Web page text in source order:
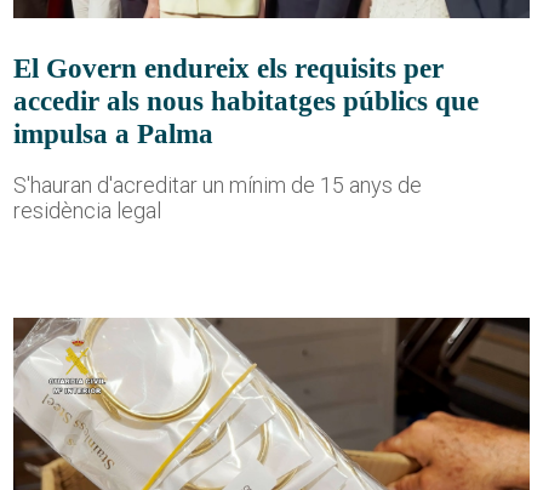
El Govern endureix els requisits per
accedir als nous habitatges públics que
impulsa a Palma
S'hauran d'acreditar un mínim de 15 anys de
residència legal